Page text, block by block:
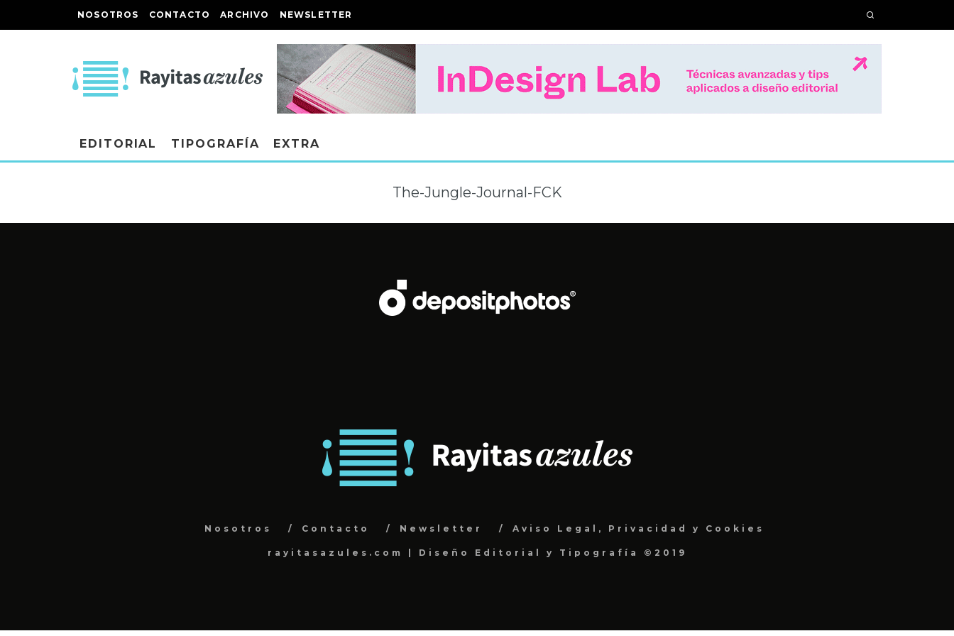
NOSOTROS CONTACTO ARCHIVO NEWSLETTER
EDITORIAL TIPOGRAFÍA EXTRA
The-Jungle-Journal-FCK
Nosotros Contacto Newsletter Aviso Legal, Privacidad y Cookies
rayitasazules.com | Diseño Editorial y Tipografía ©2019